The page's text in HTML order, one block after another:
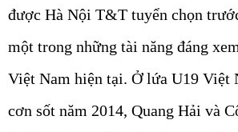
được Hà Nội T&T tuyển chọn
một trong những tài năng đáng
Việt Nam hiện tại. Ở lứa U19 Việt
cơn sốt năm 2014, Quang Hải và